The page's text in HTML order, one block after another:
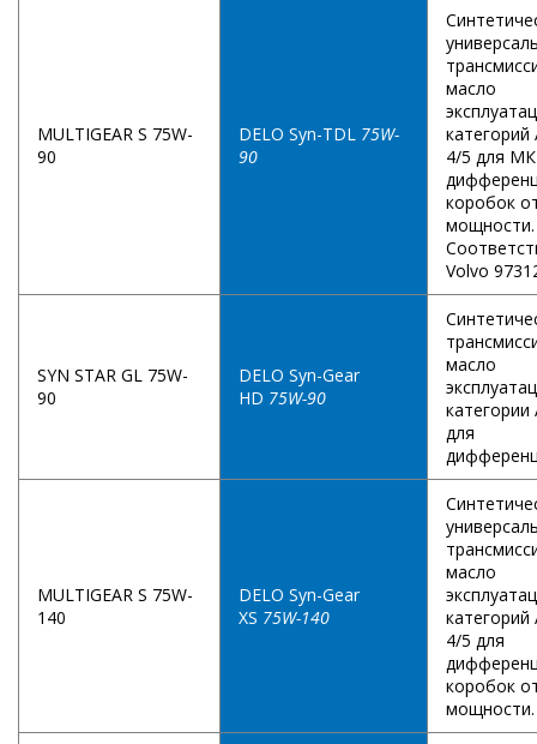
MULTIGEAR S 75W-
90
DELO Syn-TDL 75W-
90
масло
категорий
4/5 для
коробок
мощности.
Volvo
SYN STAR GL 75W-
90
DELO Syn-Gear
HD 75W-90
масло
категории
для
MULTIGEAR S 75W-
140
DELO Syn-Gear
XS 75W-140
масло
категорий
4/5 для
коробок
мощности.